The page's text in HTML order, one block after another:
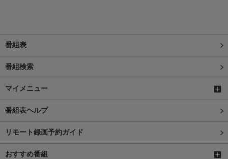
番組表
番組検索
マイメニュー
番組表ヘルプ
リモート録画予約ガイド
おすすめ番組